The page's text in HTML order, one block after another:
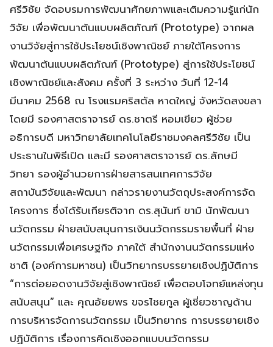
ศรีวิชัย จัดอบรมการพัฒนาศักยภาพและเติมความรู้แก่นัก
วิจัย เพื่อพัฒนาต้นแบบผลิตภัณฑ์ (Prototype) จากผล
งานวิจัยสู่การใช้ประโยชน์เชิงพาณิชย์ ภายใต้โครงการ
พัฒนาต้นแบบผลิตภัณฑ์ (Prototype) สู่การใช้ประโยชน์
เชิงพาณิชย์และสังคม ครั้งที่ 3 ระหว่าง วันที่ 12-14
มีนาคม 2568 ณ โรงแรมคริสตัล หาดใหญ่ จังหวัดสงขลา
โดยมี รองศาสตราจารย์ ดร.ชาตรี หอมเขียว ผู้ช่วย
อธิการบดี มหาวิทยาลัยเทคโนโลยีราชมงคลศรีวิชัย เป็น
ประธานในพิธีเปิด และมี รองศาสตราจารย์ ดร.ลักษมี
วิทยา รองผู้อำนวยการฝ่ายสารสนเทศการวิจัย
สถาบันวิจัยและพัฒนา กล่าวรายงานวัตถุประสงค์การจัด
โครงการ ซึ่งได้รับเกียรติจาก ดร.สุนันท์ ขามิ นักพัฒนา
นวัตกรรม ฝ่ายสนับสนุนการเงินนวัตกรรมรายพื้นที่ ฝ่าย
นวัตกรรมเพื่อเศรษฐกิจ ภาคใต้ สำนักงานนวัตกรรมแห่ง
ชาติ (องค์การมหาชน) เป็นวิทยากรบรรยายเชิงปฏิบัติการ
“การต่อยอดงานวิจัยสู่เชิงพาณิชย์ เพื่อตอบโจทย์แหล่งทุน
สนับสนุน” และ คุณอัยยพร ขจรไชยกูล ผู้เชี่ยวชาญด้าน
การบริหารจัดการนวัตกรรม เป็นวิทยากร การบรรยายเชิง
ปฏิบัติการ เรื่องการคิดเชิงออกแบบนวัตกรรม